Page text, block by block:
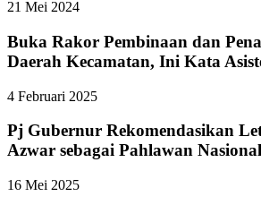
21 Mei 2024
Buka Rakor Pembinaan dan
Daerah Kecamatan, Ini Kata
4 Februari 2025
Pj Gubernur Rekomendasikan
Azwar sebagai Pahlawan Nasional
16 Mei 2025